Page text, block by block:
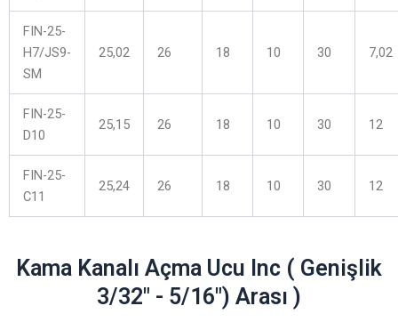
FIN-25-
H7/JS9-
SM
25,02 26 18 10 30 7,02
FIN-25-
D10
25,15 26 18 10 30 12
FIN-25-
C11
25,24 26 18 10 30 12
Kama Kanalı Açma Ucu Inc ( Genişlik
3/32″ - 5/16″) Arası )​